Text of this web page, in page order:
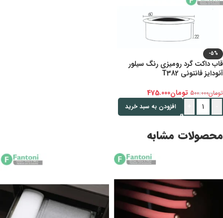
-5%
قاب داکت گرد رومیزی رنگ سیلور
آنودایز فانتونی T382
تومان500.000 تومان475.000
افزودن به سبد خرید
محصولات مشابه